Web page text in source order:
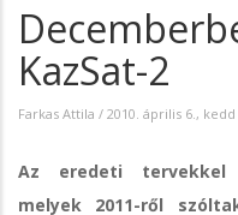
KazSat-2
Farkas Attila / 2010. április 6., kedd
Az eredeti tervekkel
melyek 2011-ről